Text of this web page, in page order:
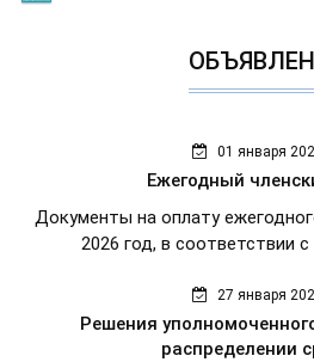
01 января
Ежегодный
Документы на оплату
2026 год, в соответствии
27 января
Решения
распределении